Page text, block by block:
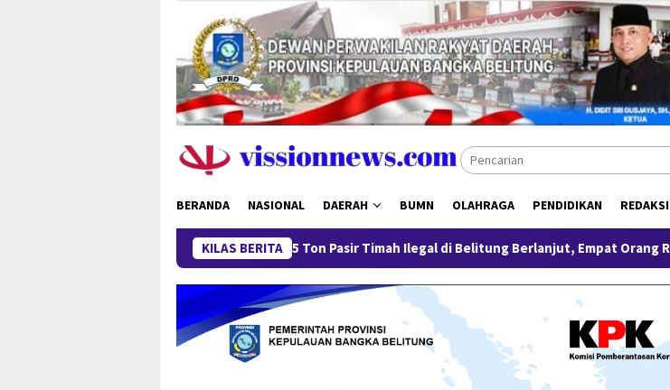
konten
BERANDA NASIONAL DAERAH BUMN OLAHRAGA PENDIDIKAN REDAKSI
KILAS BERITA
Pengungkapan 52,5 Ton Pasir Timah Ilegal di Belitung Berlanjut, Empat Orang Resmi Tersangka